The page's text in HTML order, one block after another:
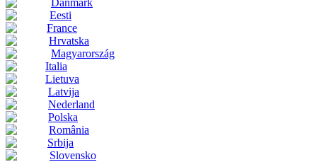
Eesti
France
Hrvatska
Magyarország
Italia
Lietuva
Latvija
Nederland
Polska
România
Srbija
Slovensko